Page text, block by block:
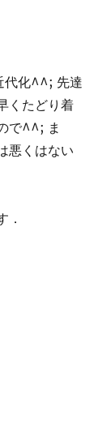
代化^^; 先達
くたどり着
で^^; ま
悪くはない
．